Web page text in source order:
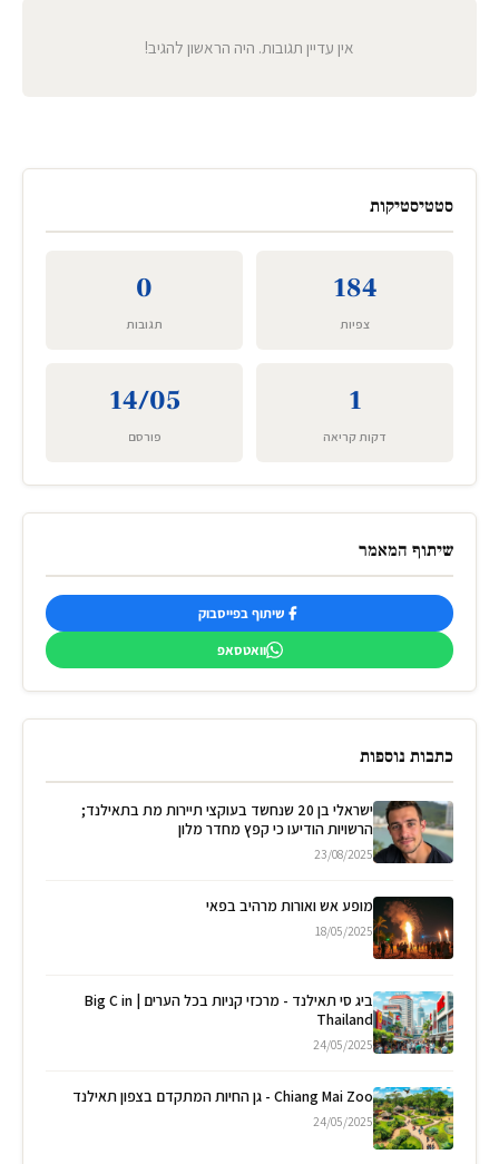
אין עדיין תגובות. היה הראשון להגיב!
סטטיסטיקות
184
צפיות
0
תגובות
1
דקות קריאה
14/05
פורסם
שיתוף המאמר
שיתוף בפייסבוק
וואטסאפ
כתבות נוספות
ישראלי בן 20 שנחשד בעוקצי תיירות מת בתאילנד;
הרשויות הודיעו כי קפץ מחדר מלון
23/08/2025
מופע אש ואורות מרהיב בפאי
18/05/2025
ביג סי תאילנד - מרכזי קניות בכל הערים | Big C in
Thailand
24/05/2025
Chiang Mai Zoo - גן החיות המתקדם בצפון תאילנד
24/05/2025